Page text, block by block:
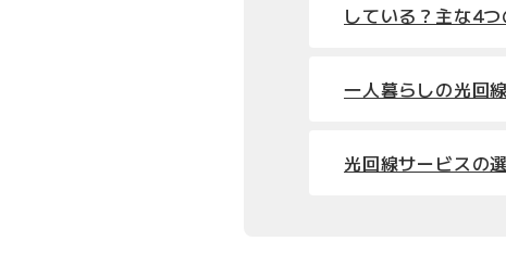
している？主な4
一人暮らしの光回
光回線サービスの